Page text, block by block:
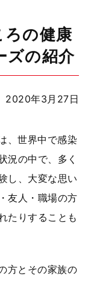
ろの健康
ズの紹介
2020年3月27日
、世界中で感染
況の中で、多く
し、大変な思い
友人・職場の方
たりすることも
方とその家族の